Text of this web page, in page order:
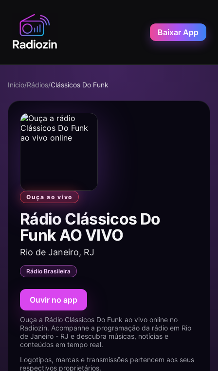
Baixar App
Início/Rádios/Clássicos Do Funk
Ouça ao vivo
Rádio Clássicos Do
Funk AO VIVO
Rio de Janeiro, RJ
Rádio Brasileira
Ouvir no app
Ouça a Rádio Clássicos Do Funk ao vivo online no
Radiozin. Acompanhe a programação da rádio em Rio
de Janeiro - RJ e descubra músicas, notícias e
conteúdos em tempo real.
Logotipos, marcas e transmissões pertencem aos seus
respectivos proprietários.